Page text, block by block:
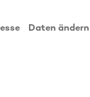
Daten ändern